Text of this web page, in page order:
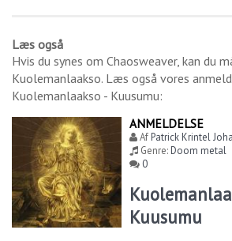
Læs også
Hvis du synes om Chaosweaver, kan du
Kuolemanlaakso. Læs også vores
Kuolemanlaakso - Kuusumu:
ANMELDELSE
AfPatrick Krintel
Genre:Doom metal
0
Kuusumu